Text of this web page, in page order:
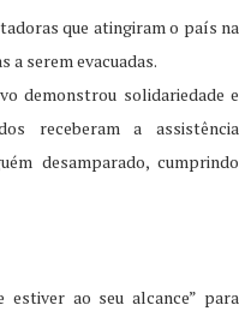
que atingiram o país na
a serem evacuadas.
demonstrou solidariedade e
receberam a assistência
desamparado, cumprindo
ao seu alcance” para